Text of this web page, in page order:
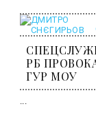
РБ
ГУР МОУ
...